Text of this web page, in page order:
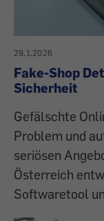
29.1.2026
Fake-Shop
Sicherheit
Gefälschte
Problem und
seriösen
Österreich
Softwaretool